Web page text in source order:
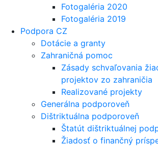
Fotogaléria 2020
Fotogaléria 2019
Podpora CZ
Dotácie a granty
Zahraničná pomoc
Zásady schvaľovania
projektov zo zahraničia
Realizované projekty
Generálna podporoveň
Dištriktuálna podporoveň
Štatút dištriktuálnej
Žiadosť o finančný